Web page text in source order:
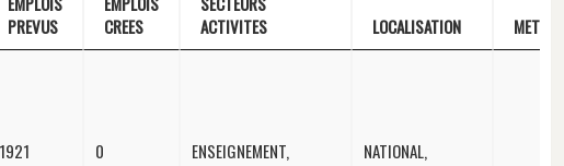
PREVUS
CREES
ACTIVITES
LOCALISATION
1921 0 ENSEIGNEMENT, NATIONAL,